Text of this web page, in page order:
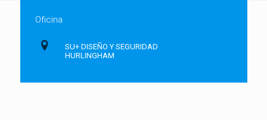
Oficina
SU+ DISEÑO Y SEGURIDAD
HURLINGHAM